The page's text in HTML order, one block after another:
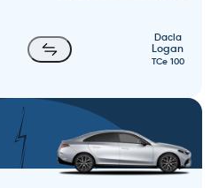
Dacia
Logan
TCe 100